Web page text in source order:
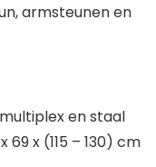
armsteunen en
en staal
x (115 – 130) cm